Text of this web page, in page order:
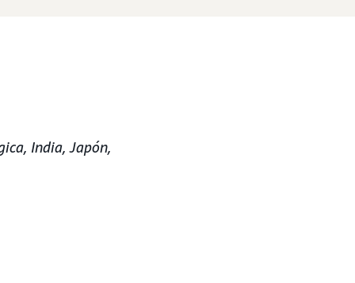
India, Japón,